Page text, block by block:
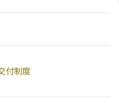
付制度